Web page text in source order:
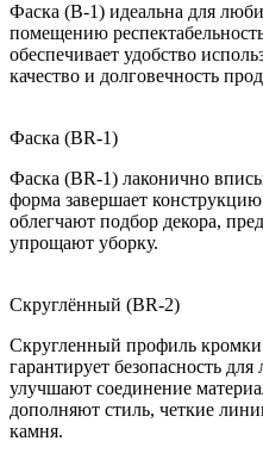
Фаска (B-1) идеальна для
помещению
обеспечивает удобство
качество и долговечность
Фаска (BR-1)
Фаска (BR-1) лаконично
форма завершает
облегчают подбор декора,
упрощают уборку.
Скруглённый (BR-2)
Скругленный профиль
гарантирует безопасность
улучшают соединение
дополняют стиль, четкие
камня.